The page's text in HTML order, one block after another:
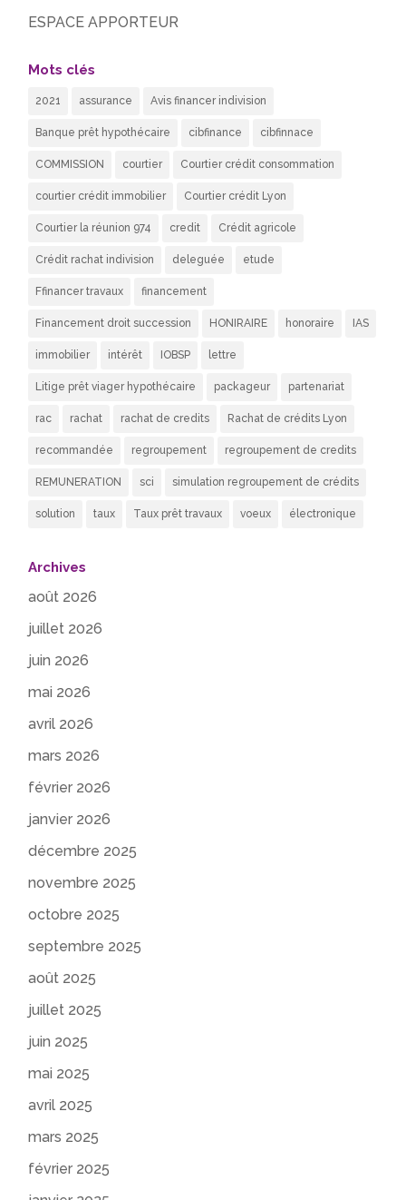
ESPACE APPORTEUR
Mots clés
2021 assurance Avis financer indivision
Banque prêt hypothécaire cibfinance cibfinnace
COMMISSION courtier Courtier crédit consommation
courtier crédit immobilier Courtier crédit Lyon
Courtier la réunion 974 credit Crédit agricole
Crédit rachat indivision deleguée etude
Ffinancer travaux financement
Financement droit succession HONIRAIRE honoraire IAS
immobilier intérêt IOBSP lettre
Litige prêt viager hypothécaire packageur partenariat
rac rachat rachat de credits Rachat de crédits Lyon
recommandée regroupement regroupement de credits
REMUNERATION sci simulation regroupement de crédits
solution taux Taux prêt travaux voeux électronique
Archives
août 2026
juillet 2026
juin 2026
mai 2026
avril 2026
mars 2026
février 2026
janvier 2026
décembre 2025
novembre 2025
octobre 2025
septembre 2025
août 2025
juillet 2025
juin 2025
mai 2025
avril 2025
mars 2025
février 2025